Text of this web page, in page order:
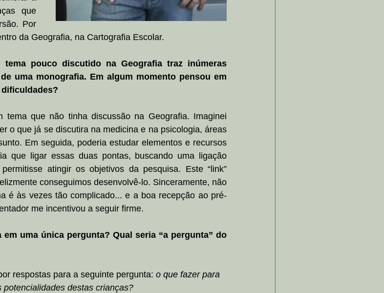
que
Por
da Geografia, na Cartografia Escolar.
pouco discutido na Geografia traz inúmeras
uma monografia. Em algum momento pensou em
que não tinha discussão na Geografia. Imaginei
o que já se discutira na medicina e na psicologia, áreas
Em seguida, poderia estudar elementos e recursos
que ligar essas duas pontas, buscando uma ligação
atingir os objetivos da pesquisa. Este “link”
conseguimos desenvolvê-lo. Sinceramente, não
é às vezes tão complicado... e a boa recepção ao pré-
me incentivou a seguir firme.
uma única pergunta? Qual seria “a pergunta” do
respostas para a seguinte pergunta: o que fazer para
destas crianças?